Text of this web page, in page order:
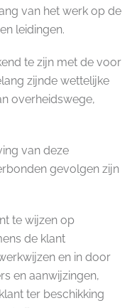
van het werk op de
leidingen.
te zijn met de voor
zijnde wettelijke
overheidswege,
van deze
gevolgen zijn
te wijzen op
de klant
en in door
en aanwijzingen,
ter beschikking